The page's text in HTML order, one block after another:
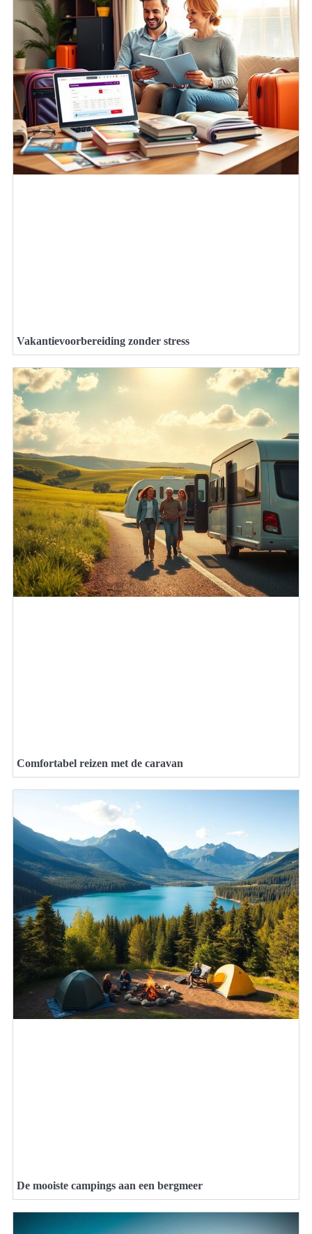
Vakantievoorbereiding zonder stress
Comfortabel reizen met de caravan
De mooiste campings aan een bergmeer